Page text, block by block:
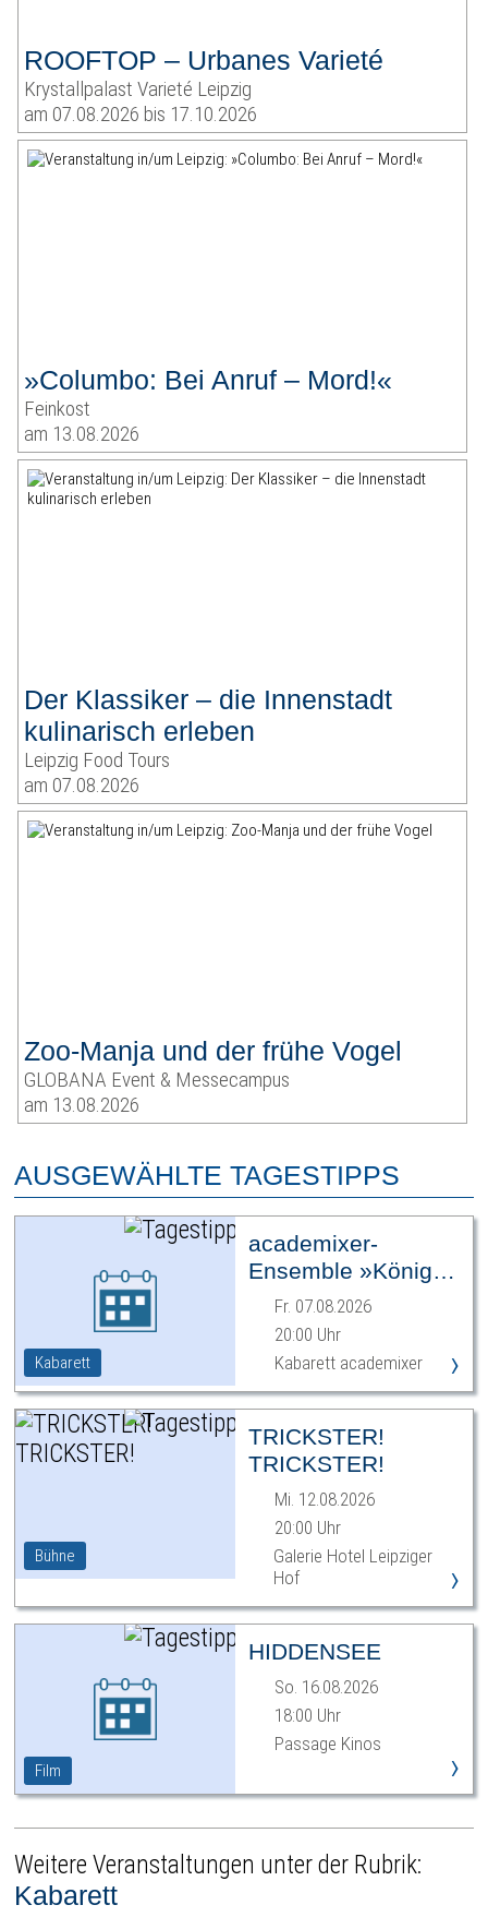
ROOFTOP – Urbanes Varieté
Krystallpalast Varieté Leipzig
am 07.08.2026 bis 17.10.2026
»Columbo: Bei Anruf – Mord!«
Feinkost
am 13.08.2026
Der Klassiker – die Innenstadt
kulinarisch erleben
Leipzig Food Tours
am 07.08.2026
Zoo-Manja und der frühe Vogel
GLOBANA Event & Messecampus
am 13.08.2026
AUSGEWÄHLTE TAGESTIPPS
Kabarett
academixer-
Ensemble »König
Ödipus«
Fr. 07.08.2026
20:00 Uhr
Kabarett academixer
›
Bühne
TRICKSTER!
TRICKSTER!
Mi. 12.08.2026
20:00 Uhr
Galerie Hotel Leipziger
Hof
›
Film
HIDDENSEE
So. 16.08.2026
18:00 Uhr
Passage Kinos
›
Weitere Veranstaltungen unter der Rubrik:
Kabarett